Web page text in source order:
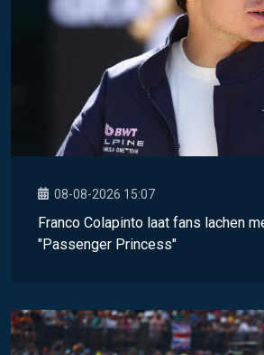
08-08-2026 15:07
Franco Colapinto laat fans lachen
"Passenger Princess"